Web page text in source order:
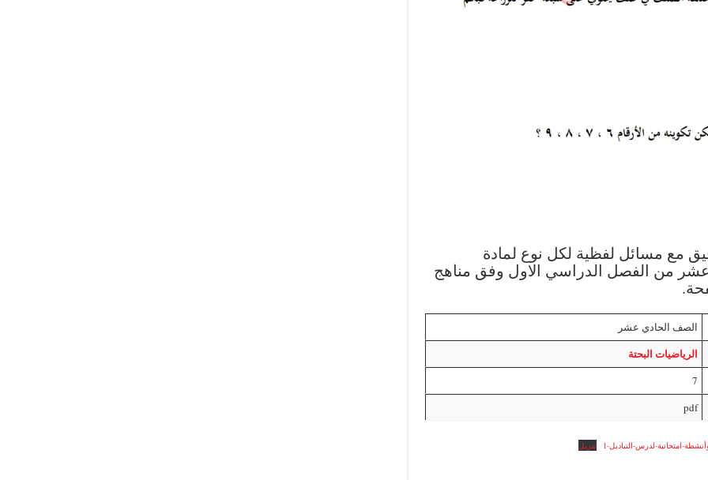
مع مسائل لفظية لكل نوع لمادة
عشر من الفصل الدراسي الاول وفق مناهج
الصف الحادي عشر
الرياضيات البحتة
7
pdf
امتحانية-لدرس-التباديل-1 تنزيل